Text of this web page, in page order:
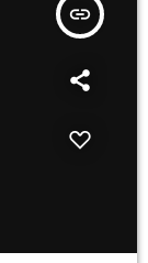
insert_link